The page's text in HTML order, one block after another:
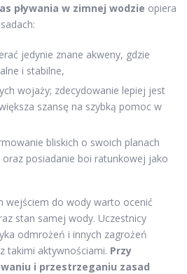
pływania w zimnej wodzie opiera
jedynie znane akweny, gdzie
i stabilne,
wojaży; zdecydowanie lepiej jest
szansę na szybką pomoc w
bliskich o swoich planach
oraz posiadanie boi ratunkowej jako
wejściem do wody warto ocenić
stan samej wody. Uczestnicy
odmrożeń i innych zagrożeń
takimi aktywnościami. Przy
i przestrzeganiu zasad